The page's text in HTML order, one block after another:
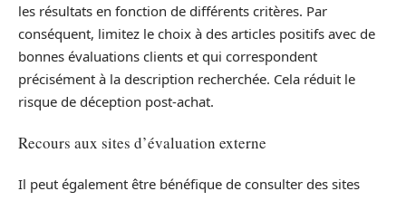
les résultats en fonction de différents critères. Par
conséquent, limitez le choix à des articles positifs avec de
bonnes évaluations clients et qui correspondent
précisément à la description recherchée. Cela réduit le
risque de déception post-achat.
Recours aux sites d’évaluation externe
Il peut également être bénéfique de consulter des sites